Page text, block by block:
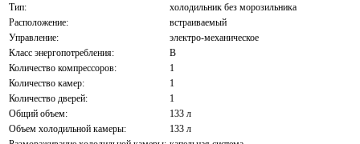
Тип:
холодильник без морозильника
Расположение:
встраиваемый
Управление:
электро-механическое
Класс энергопотребления:
B
Количество компрессоров:
1
Количество камер:
1
Количество дверей:
1
Общий объем:
133 л
Объем холодильной камеры:
133 л